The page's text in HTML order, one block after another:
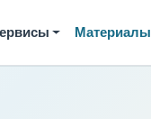
Материалы